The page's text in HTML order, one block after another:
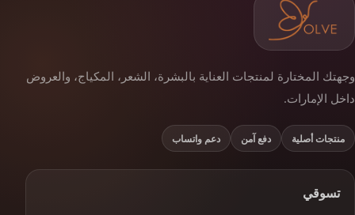
وجهتك المختارة لمنتجات العناية بالبشرة، الشعر، المكياج، والعروض
داخل الإمارات.
منتجات أصلية دفع آمن دعم واتساب
تسوقي